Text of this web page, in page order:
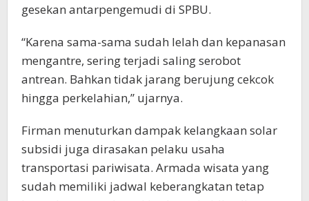
gesekan antarpengemudi di SPBU.
“Karena sama-sama sudah lelah dan kepanasan
mengantre, sering terjadi saling serobot
antrean. Bahkan tidak jarang berujung cekcok
hingga perkelahian,” ujarnya.
Firman menuturkan dampak kelangkaan solar
subsidi juga dirasakan pelaku usaha
transportasi pariwisata. Armada wisata yang
sudah memiliki jadwal keberangkatan tetap